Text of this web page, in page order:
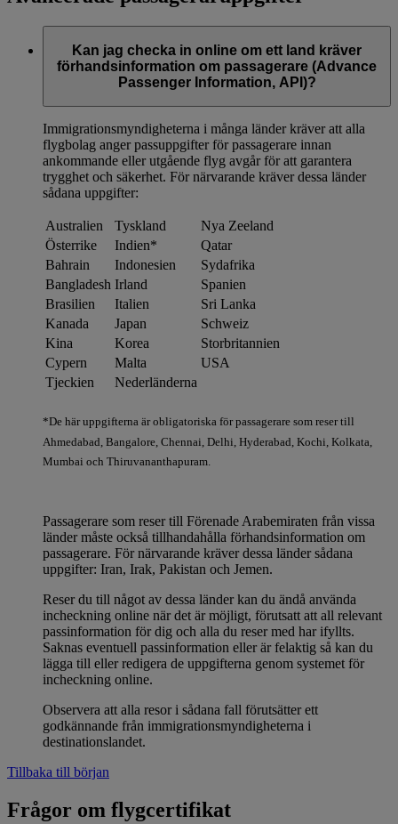
Kan jag checka in online om ett land kräver
förhandsinformation om passagerare (Advance
Passenger Information, API)?
Immigrationsmyndigheterna i många länder kräver att alla
flygbolag anger passuppgifter för passagerare innan
ankommande eller utgående flyg avgår för att garantera
trygghet och säkerhet. För närvarande kräver dessa länder
sådana uppgifter:
Australien Tyskland
Nya Zeeland
Österrike
Indien*
Qatar
Bahrain
Indonesien
Sydafrika
Bangladesh Irland
Spanien
Brasilien
Italien
Sri Lanka
Kanada
Japan
Schweiz
Kina
Korea
Storbritannien
Cypern
Malta
USA
Tjeckien
Nederländerna
*De här uppgifterna är obligatoriska för passagerare som reser till
Ahmedabad, Bangalore, Chennai, Delhi, Hyderabad, Kochi, Kolkata,
Mumbai och Thiruvananthapuram.
Passagerare som reser till Förenade Arabemiraten från vissa
länder måste också tillhandahålla förhandsinformation om
passagerare. För närvarande kräver dessa länder sådana
uppgifter: Iran, Irak, Pakistan och Jemen.
Reser du till något av dessa länder kan du ändå använda
incheckning online när det är möjligt, förutsatt att all relevant
passinformation för dig och alla du reser med har ifyllts.
Saknas eventuell passinformation eller är felaktig så kan du
lägga till eller redigera de uppgifterna genom systemet för
incheckning online.
Observera att alla resor i sådana fall förutsätter ett
godkännande från immigrationsmyndigheterna i
destinationslandet.
Tillbaka till början
Frågor om flygcertifikat